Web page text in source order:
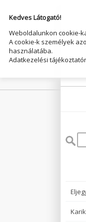
Kedves Látogató!
Weboldalunkon cookie-
A cookie-k személyek
használatába.
Adatkezelési